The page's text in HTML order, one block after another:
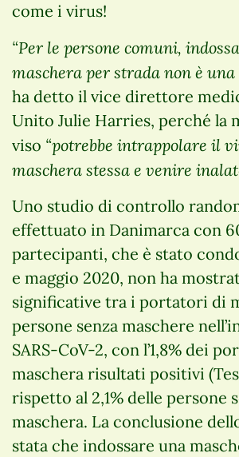
come i virus!
“Per le persone comuni,
maschera per strada non è una
ha detto il vice direttore
Unito Julie Harries, perché la
viso “potrebbe intrappolare il
maschera stessa e venire
Uno studio di controllo
effettuato in Danimarca con
partecipanti, che è stato
e maggio 2020, non ha
significative tra i portatori di
persone senza maschere
SARS-CoV-2, con l’1,8% dei
maschera risultati positivi
rispetto al 2,1% delle persone
maschera. La conclusione
stata che indossare una